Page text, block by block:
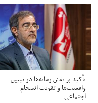
تأکید بر نقش رسانه‌ها در تبیین
واقعیت‌ها و تقویت انسجام
اجتماعی